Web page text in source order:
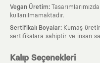
Vegan Üretim:
kullanılmamaktadır.
Sertifikalı Boyalar: Kumaş
sertifikalara sahiptir ve insan
Kalıp Seçenekleri